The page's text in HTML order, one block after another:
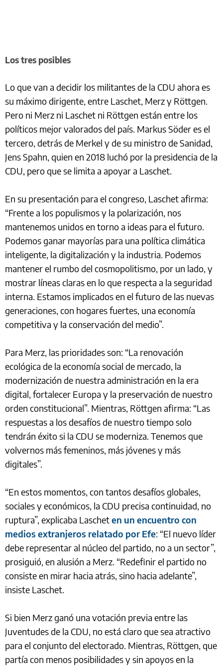
Los tres posibles
Lo que van a decidir los militantes de la CDU ahora es
su máximo dirigente, entre Laschet, Merz y Röttgen.
Pero ni Merz ni Laschet ni Röttgen están entre los
políticos mejor valorados del país. Markus Söder es el
tercero, detrás de Merkel y de su ministro de Sanidad,
Jens Spahn, quien en 2018 luchó por la presidencia de la
CDU, pero que se limita a apoyar a Laschet.
En su presentación para el congreso, Laschet afirma:
“Frente a los populismos y la polarización, nos
mantenemos unidos en torno a ideas para el futuro.
Podemos ganar mayorías para una política climática
inteligente, la digitalización y la industria. Podemos
mantener el rumbo del cosmopolitismo, por un lado, y
mostrar líneas claras en lo que respecta a la seguridad
interna. Estamos implicados en el futuro de las nuevas
generaciones, con hogares fuertes, una economía
competitiva y la conservación del medio”.
Para Merz, las prioridades son: “La renovación
ecológica de la economía social de mercado, la
modernización de nuestra administración en la era
digital, fortalecer Europa y la preservación de nuestro
orden constitucional”. Mientras, Röttgen afirma: “Las
respuestas a los desafíos de nuestro tiempo solo
tendrán éxito si la CDU se moderniza. Tenemos que
volvernos más femeninos, más jóvenes y más
digitales”.
“En estos momentos, con tantos desafíos globales,
sociales y económicos, la CDU precisa continuidad, no
ruptura”, explicaba Lascheten un encuentro con
medios extranjeros relatado por Efe: “El nuevo líder
debe representar al núcleo del partido, no a un sector”,
prosiguió, en alusión a Merz. “Redefinir el partido no
consiste en mirar hacia atrás, sino hacia adelante”,
insiste Laschet.
Si bien Merz ganó una votación previa entre las
Juventudes de la CDU, no está claro que sea atractivo
para el conjunto del electorado. Mientras, Röttgen, que
partía con menos posibilidades y sin apoyos en la